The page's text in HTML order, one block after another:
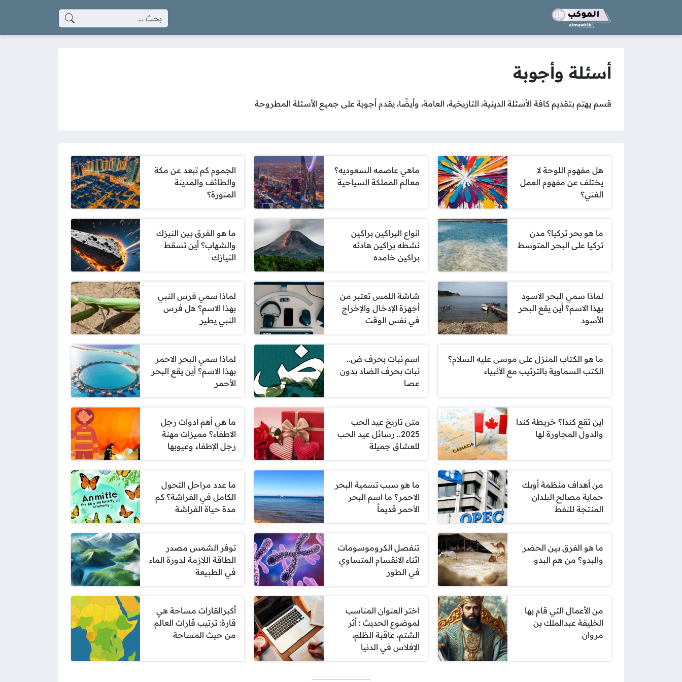
البحث عن:
أسئلة وأجوبة
قسم يهتم بتقديم كافة الأسئلة الدينية، التاريخية، العامة، وأيضًا، يقدم أجوبة على جميع الأسئلة المطروحة
هل مفهوم اللوحة لا
يختلف عن مفهوم العمل
الفني؟
ماهي عاصمه السعوديه؟
معالم المملكة السياحية
الجموم كم تبعد عن مكة
والطائف والمدينة
المنورة؟
ما هو بحر تركيا؟ مدن
تركيا على البحر المتوسط
انواع البراكين براكين
نشطه براكين هادئه
براكين خامده
ما هو الفرق بين النيزك
والشهاب؟ أين تسقط
النيازك
لماذا سمي البحر الاسود
بهذا الاسم؟ أين يقع البحر
الأسود
شاشة اللمس تعتبر من
أجهزة الإدخال والإخراج
في نفس الوقت
لماذا سمي فرس النبي
بهذا الاسم؟ هل فرس
النبي يطير
ما هو الكتاب المنزل على موسى عليه السلام؟
الكتب السماوية بالترتيب مع الأنبياء
اسم نبات بحرف ض..
نبات بحرف الضاد بدون
عصا
لماذا سمي البحر الاحمر
بهذا الاسم؟ أين يقع البحر
الأحمر
اين تقع كندا؟ خريطة كندا
والدول المجاورة لها
متى تاريخ عيد الحب
2025.. رسائل عيد الحب
للعشاق جميلة
ما هي أهم ادوات رجل
الاطفاء؟ مميزات مهنة
رجل الإطفاء وعيوبها
من أهداف منظمة أوبك
حماية مصالح البلدان
المنتجة للنفط
ما هو سبب تسمية البحر
الاحمر؟ ما اسم البحر
الأحمر قديماً
ما عدد مراحل التحول
الكامل في الفراشة؟ كم
مدة حياة الفراشة
ما هو الفرق بين الحضر
والبدو؟ من هم البدو
تنفصل الكروموسومات
اثناء الانقسام المتساوي
في الطور
توفر الشمس مصدر
الطاقة اللازمة لدورة الماء
في الطبيعة
من الأعمال التي قام بها
الخليفة عبدالملك بن
مروان
اختر العنوان المناسب
لموضوع الحديث : أثر
الشتم، عاقبة الظلم،
الإفلاس في الدنيا
أكبرالقارات مساحة هي
قارة: ترتيب قارات العالم
من حيث المساحة